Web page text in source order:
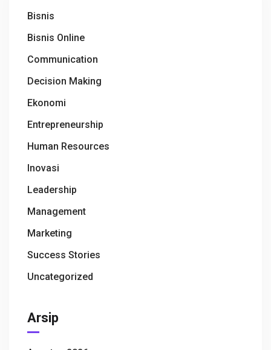
Bisnis
Bisnis Online
Communication
Decision Making
Ekonomi
Entrepreneurship
Human Resources
Inovasi
Leadership
Management
Marketing
Success Stories
Uncategorized
Arsip